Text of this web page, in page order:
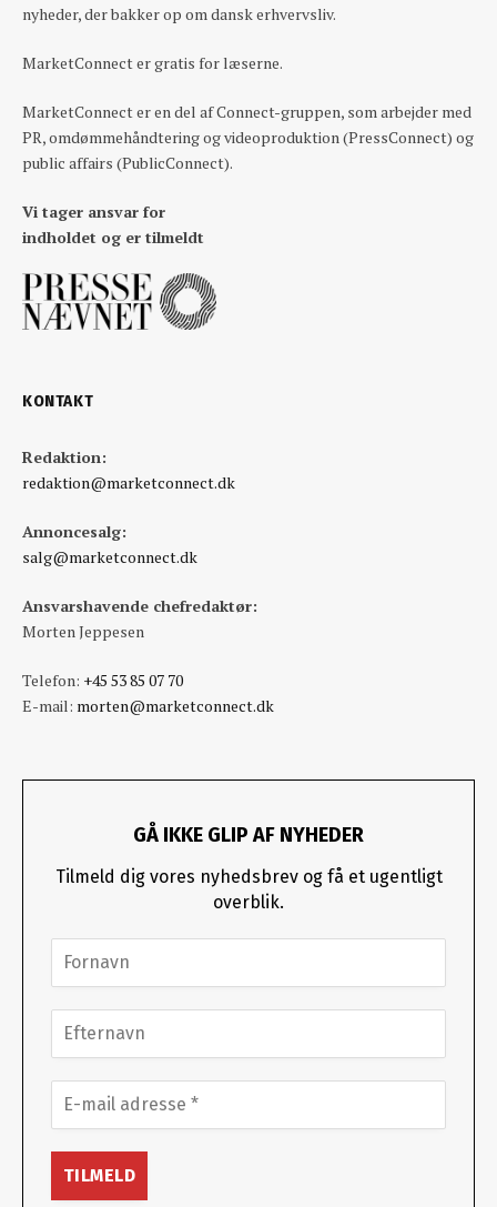
nyheder, der bakker op om dansk erhvervsliv.
MarketConnect er gratis for læserne.
MarketConnect er en del af Connect-gruppen, som arbejder med
PR, omdømmehåndtering og videoproduktion (PressConnect) og
public affairs (PublicConnect).
Vi tager ansvar for
indholdet og er tilmeldt
KONTAKT
Redaktion:
redaktion@marketconnect.dk
Annoncesalg:
salg@marketconnect.dk
Ansvarshavende chefredaktør:
Morten Jeppesen
Telefon: +45 53 85 07 70
E-mail: morten@marketconnect.dk
GÅ IKKE GLIP AF NYHEDER
Tilmeld dig vores nyhedsbrev og få et ugentligt
overblik.